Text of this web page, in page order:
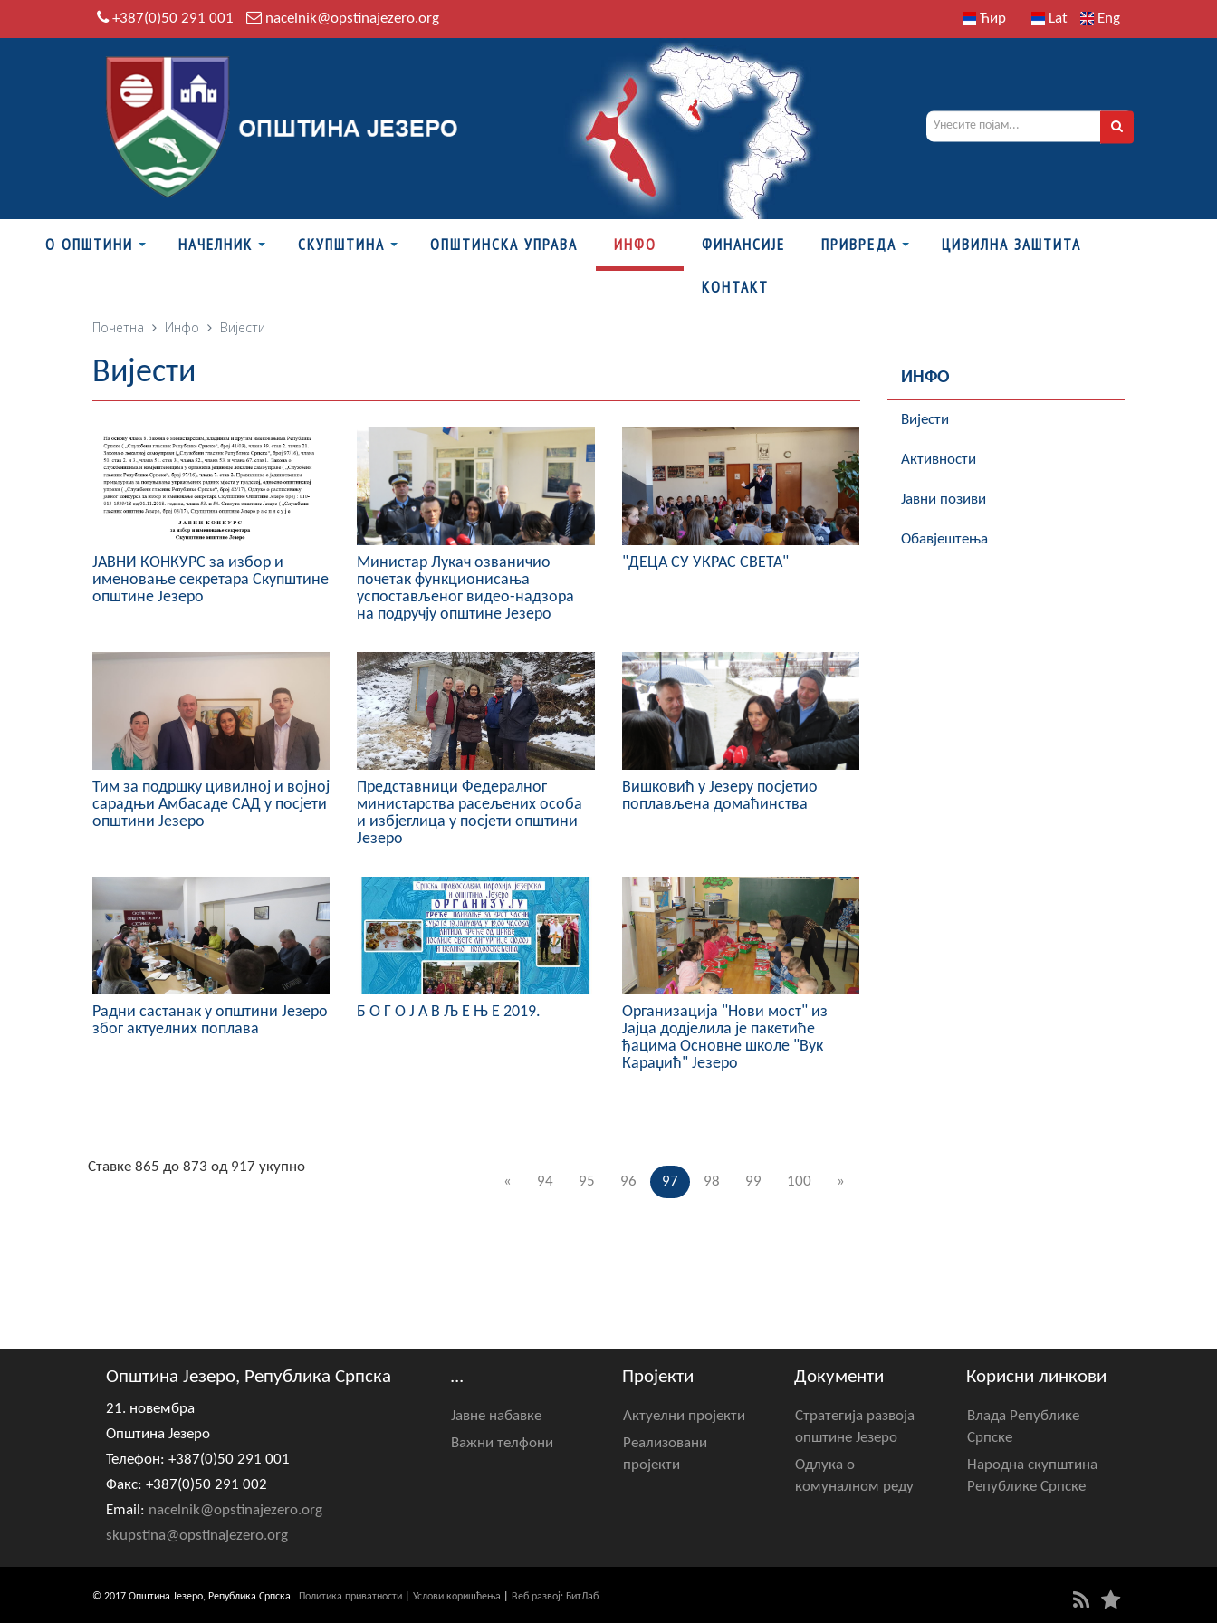
+387(0)50 291 001 nacelnik@opstinajezero.org Ћир Lat Eng
О ОПШТИНИ НАЧЕЛНИК СКУПШТИНА ОПШТИНСКА УПРАВА ИНФО ФИНАНСИЈЕ ПРИВРЕДА ЦИВИЛНА ЗАШТИТА
КОНТАКТ
Почетна Инфо Вијести
Вијести
ЈАВНИ КОНКУРС за избор и
именовање секретара Скупштине
општине Језеро
Министар Лукач озваничио
почетак функционисања
успостављеног видео-надзора
на подручју општине Језеро
"ДЕЦА СУ УКРАС СВЕТА"
Тим за подршку цивилној и војној
сарадњи Амбасаде САД у посјети
општини Језеро
Представници Федералног
министарства расељених особа
и избјеглица у посјети општини
Језеро
Вишковић у Језеру посјетио
поплављена домаћинства
Радни састанак у општини Језеро
због актуелних поплава
Б О Г О Ј А В Љ Е Њ Е 2019.
Организација "Нови мост" из
Јајца додјелила је пакетиће
ђацима Основне школе "Вук
Караџић" Језеро
« 94 95 96 97 98 99 100 »
Ставке 865 до 873 од 917 укупно
ИНФО
Вијести
Активности
Јавни позиви
Обавјештења
Општина Језеро, Република Српска
21. новембра
Општина Језеро
Телефон: +387(0)50 291 001
Факс: +387(0)50 291 002
Email: nacelnik@opstinajezero.org
skupstina@opstinajezero.org
...
Јавне набавке
Важни телфони
Пројекти
Актуелни пројекти
Реализовани
пројекти
Документи
Стратегија развоја
општине Језеро
Одлука о
комуналном реду
Корисни линкови
Влада Републике
Српске
Народна скупштина
Републике Српске
© 2017 Општина Језеро, Република Српска Политика приватности Услови коришћења Веб развој: БитЛаб